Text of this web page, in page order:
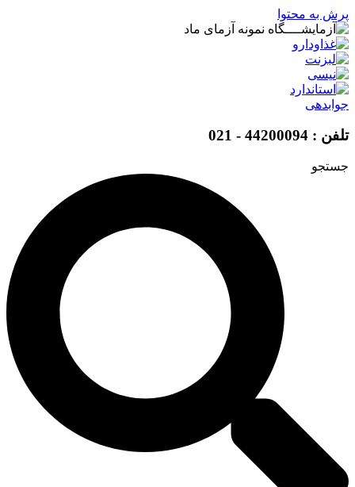
پرش به محتوا
جوابدهی
تلفن : 44200094 - 021
جستجو